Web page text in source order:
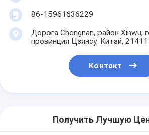
86-15961636229
Дорога Chengnan, район Xinwu,
провинция Цзянсу, Китай,
Контакт
Получить Лучшую